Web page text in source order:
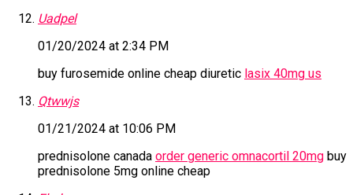
Uadpel
01/20/2024 at 2:34 PM
buy furosemide online cheap diuretic lasix 40mg us
Qtwwjs
01/21/2024 at 10:06 PM
prednisolone canada order generic omnacortil 20mg buy
prednisolone 5mg online cheap